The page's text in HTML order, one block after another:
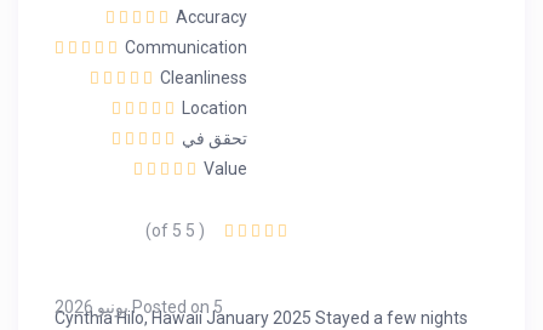
Accuracy
Communication
Cleanliness
Location
تحقق في
Value
Posted on 5 يونيو 2026
( 5 of 5)
Cynthia Hilo, Hawaii January 2025 Stayed a few nights